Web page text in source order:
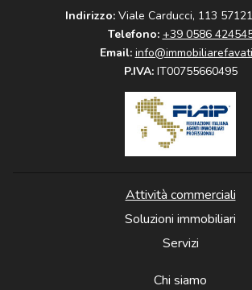
Indirizzo: Viale Carducci, 113
Telefono: +39 0586
Email:
P.IVA:IT00755660495
Attività commerciali
Soluzioni immobiliari
Servizi
Chi siamo